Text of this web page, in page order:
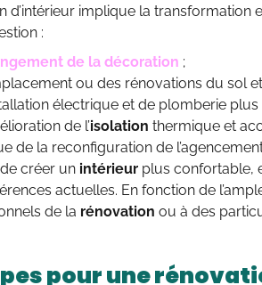
d’intérieur implique la transformation
:
de la décoration ;
ou des rénovations du sol
électrique et de plomberie
de l’isolation thermique et
de la reconfiguration de
de créer un intérieur plus confortable,
actuelles. En fonction de
de la rénovation ou à des
pour une